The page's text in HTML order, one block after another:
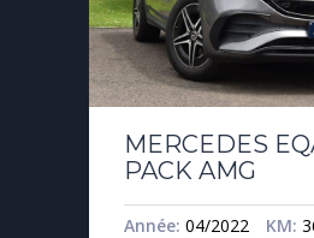
MERCEDES
PACK AMG
Année: 04/2022 KM: